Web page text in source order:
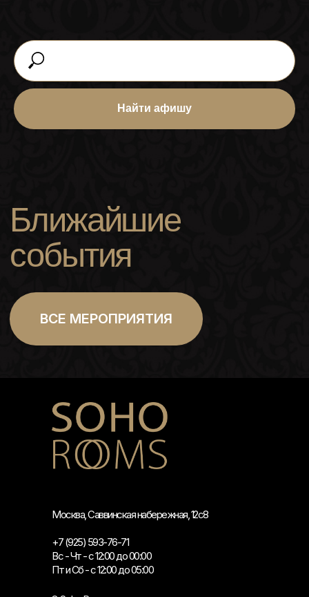
Найти афишу
Москва, Саввинская набережная, 12с8
+7 (925) 593-76-71
Вс - Чт - с 12:00 до 00:00
Пт и Сб - с 12:00 до 05:00